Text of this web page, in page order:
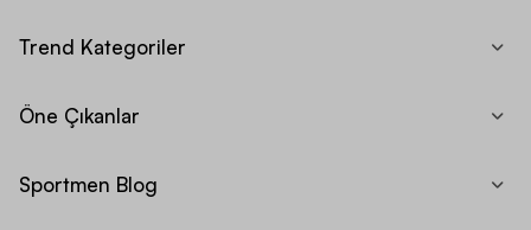
Trend Kategoriler
Öne Çıkanlar
Sportmen Blog